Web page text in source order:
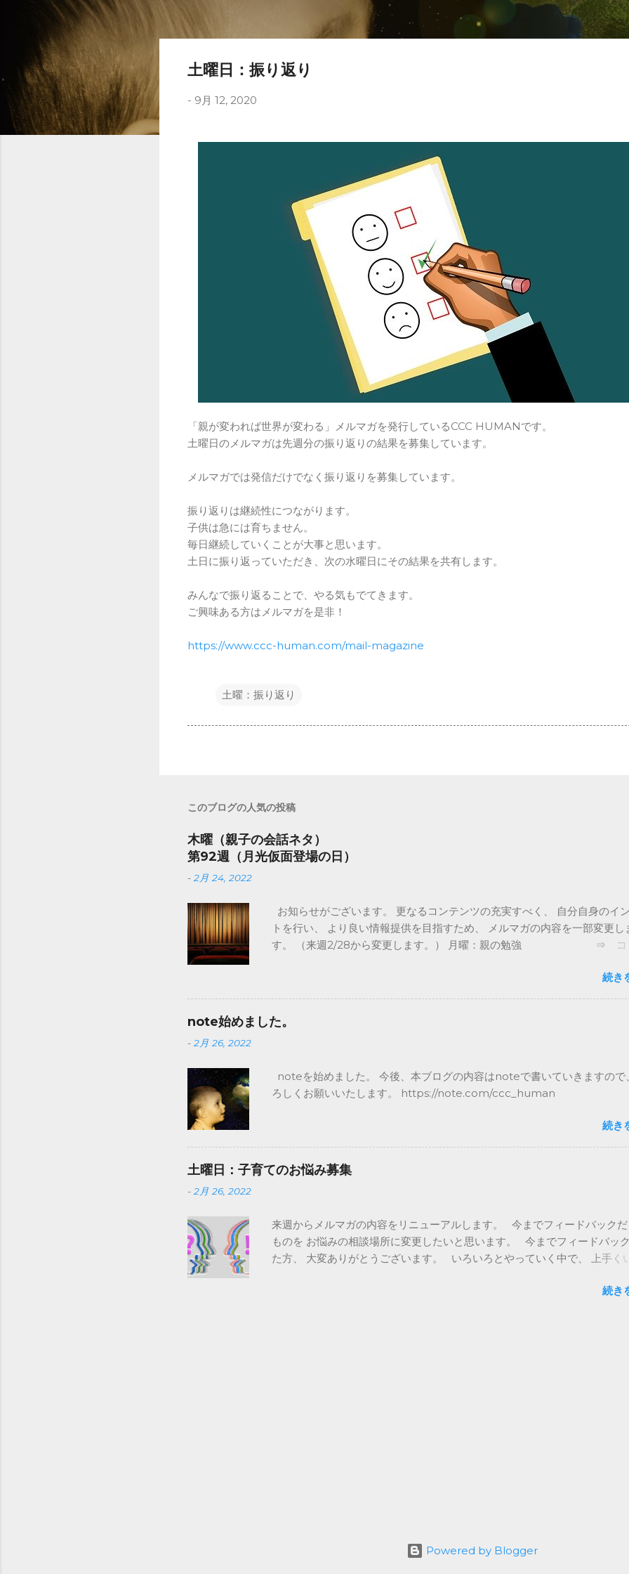
土曜日：振り返り
- 9月 12, 2020
「親が変われば世界が変わる」メルマガを発行しているCCC HUMANです。
土曜日のメルマガは先週分の振り返りの結果を募集しています。
メルマガでは発信だけでなく振り返りを募集しています。
振り返りは継続性につながります。
子供は急には育ちません。
毎日継続していくことが大事と思います。
土日に振り返っていただき、次の水曜日にその結果を共有します。
みんなで振り返ることで、やる気もでてきます。
ご興味ある方はメルマガを是非！
https://www.ccc-human.com/mail-magazine
土曜：振り返り
このブログの人気の投稿
木曜（親子の会話ネタ）
第92週（月光仮面登場の日）
- 2月 24, 2022
お知らせがございます。 更なるコンテンツの充実すべく、 自分自身のイ
トを行い、 より良い情報提供を目指すため、 メルマガの内容を一部変更し
す。 （来週2/28から変更します。） 月曜：親の勉強 ⇒ コ
ト予定） 水曜：先週のフィードバック ⇒ 親の勉強 木曜：親子の会話ネ
タ ⇒ お休み（Twitter、Facebookでコメント予定） 金曜：コミ
フィードバック募集 ⇒ 子育てお悩み募集 土日のフィードバックは皆さ
しくお願いいたします。 「親が変われば世界が変わる」メルマガを発行し
CCC HUMANです。 木曜日は子供との会話が弾むような親子の会話ネタを
TBSにあたるラジオ東京で 日本で初めての国産連続テレビ映画 『月光仮面
テレビ放送が始まったそうです。 悪をやっつける正義のヒーローで、 そ
ヒーローものに大きな 影響を与えたみたいですよ。 最初は10分番組だった
マガの前半部分のみ記載しています。 全文は是非メルマガをご登録くだ
https://www.ccc-human.com/mail-magazine
続き
note始めました。
- 2月 26, 2022
noteを始めました。 今後、本ブログの内容はnoteで書いていきますので
ろしくお願いいたします。 https://note.com/ccc_human
続き
土曜日：子育てのお悩み募集
- 2月 26, 2022
来週からメルマガの内容をリニューアルします。 今までフィードバックだ
ものを お悩みの相談場所に変更したいと思います。 今までフィードバッ
た方、 大変ありがとうございます。 いろいろとやっていく中で、 上手く
ので、 記載いただければと思います。 また、フィードバックしていなか
続き
Powered by Blogger